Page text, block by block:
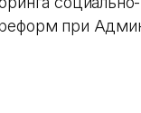
при